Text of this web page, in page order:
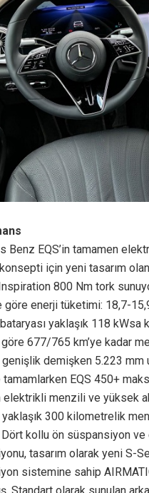
Benz EQS’in tamamen
için yeni tasarım
800 Nm tork
göre enerji tüketimi: 18,7-
bataryası yaklaşık 118
göre 677/765 km’ye kadar
demişken 5.223 mm
EQS 450+
elektrikli menzili ve yüksek
300 kilometrelik
Dört kollu ön süspansiyon
tasarım olarak yeni S-
sistemine sahip